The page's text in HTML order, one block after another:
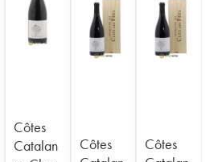
Côtes
Catalan
Côtes
Côtes